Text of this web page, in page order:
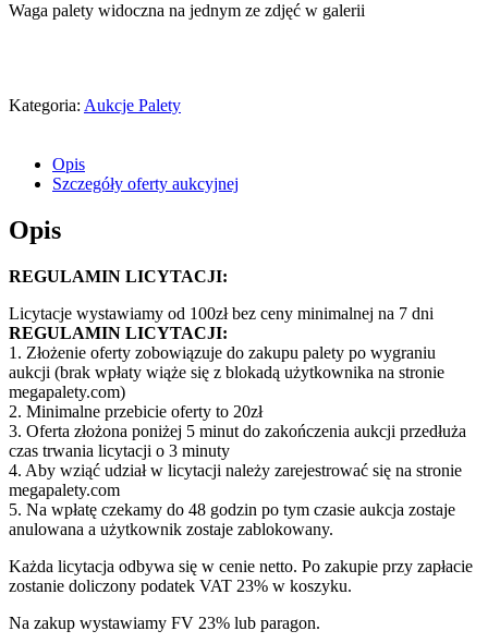
Waga palety widoczna na jednym ze zdjęć w galerii
Kategoria: Aukcje Palety
Opis
Szczegóły oferty aukcyjnej
Opis
REGULAMIN LICYTACJI:
Licytacje wystawiamy od 100zł bez ceny minimalnej na 7 dni
REGULAMIN LICYTACJI:
1. Złożenie oferty zobowiązuje do zakupu palety po wygraniu
aukcji (brak wpłaty wiąże się z blokadą użytkownika na stronie
megapalety.com)
2. Minimalne przebicie oferty to 20zł
3. Oferta złożona poniżej 5 minut do zakończenia aukcji przedłuża
czas trwania licytacji o 3 minuty
4. Aby wziąć udział w licytacji należy zarejestrować się na stronie
megapalety.com
5. Na wpłatę czekamy do 48 godzin po tym czasie aukcja zostaje
anulowana a użytkownik zostaje zablokowany.
Każda licytacja odbywa się w cenie netto. Po zakupie przy zapłacie
zostanie doliczony podatek VAT 23% w koszyku.
Na zakup wystawiamy FV 23% lub paragon.